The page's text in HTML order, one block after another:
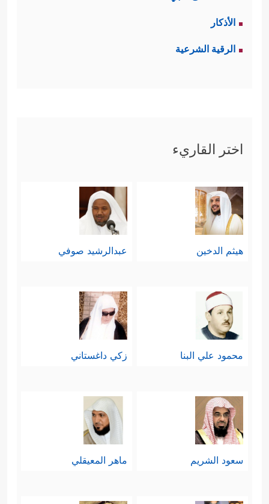
الأذكار
الرقية الشرعية
اختر القاريء
هيثم الدخين عبدالرشيد صوفي
محمود علي البنا زكي داغستاني
سعود الشريم ماهر المعيقلي